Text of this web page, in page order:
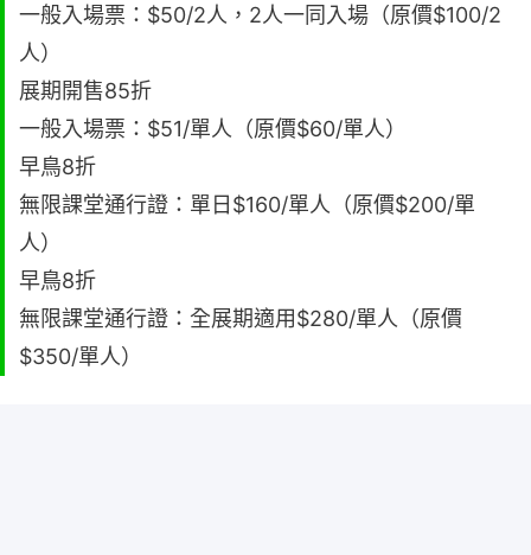
一般入場票：$50/2人，2人一同入場（原價$100/2
人）
展期開售85折
一般入場票：$51/單人（原價$60/單人）
早鳥8折
無限課堂通行證：單日$160/單人（原價$200/單
人）
早鳥8折
無限課堂通行證：全展期適用$280/單人（原價
$350/單人）